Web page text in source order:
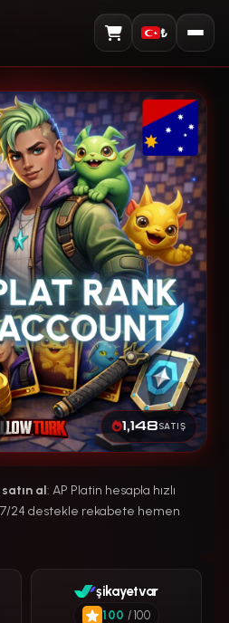
Sepeti Görüntüle
₺
1,148SATIŞ
al: AP Platin hesapla hızlı
24 destekle rekabete hemen
şikayetvar
100 / 100